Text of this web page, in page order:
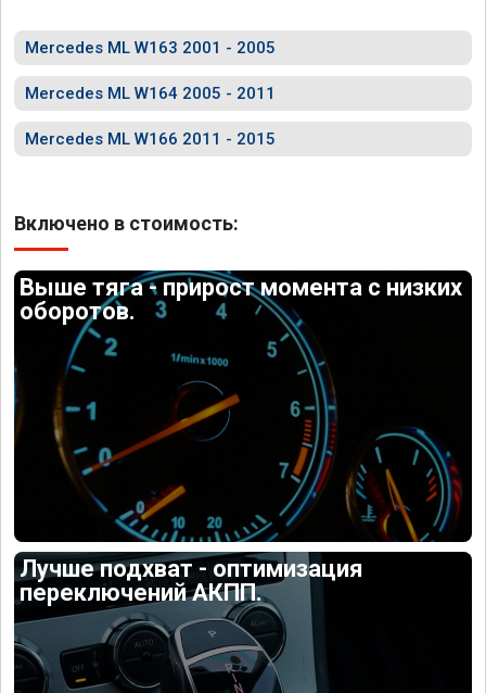
Mercedes ML W163 2001 - 2005
Mercedes ML W164 2005 - 2011
Mercedes ML W166 2011 - 2015
Включено в стоимость:
Выше тяга - прирост момента с низких
оборотов.
Лучше подхват - оптимизация
переключений АКПП.